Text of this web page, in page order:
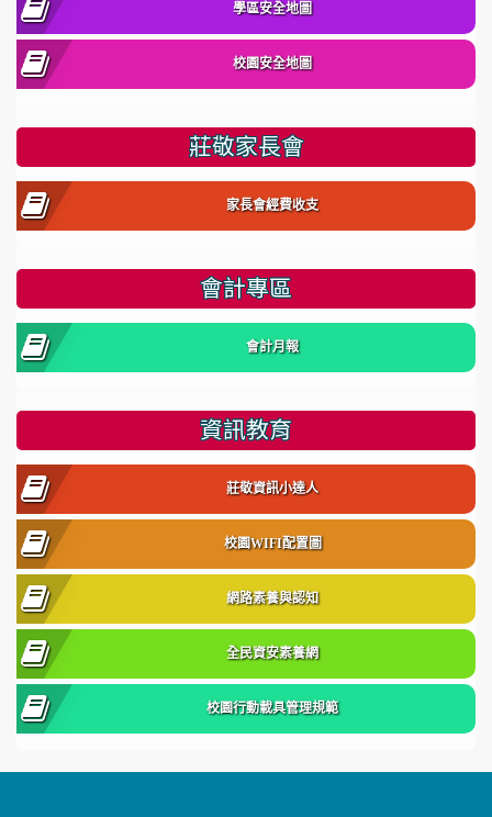
學區安全地圖
校園安全地圖
莊敬家長會
家長會經費收支
會計專區
會計月報
資訊教育
莊敬資訊小達人
校園WIFI配置圖
網路素養與認知
全民資安素養網
校園行動載具管理規範